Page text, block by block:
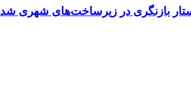
بازنگری در زیرساخت‌های شهری شد